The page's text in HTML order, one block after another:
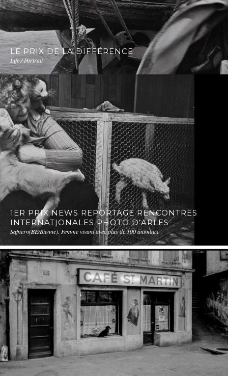
LE PRIX DE LA DIFFÉRENCE
Life / Portrait
1ER PRIX NEWS REPORTAGE RENCONTRES
INTERNATIONALES PHOTO D’ARLES
Safnern(BE/Bienne). Femme vivant avec plus de 100 animaux